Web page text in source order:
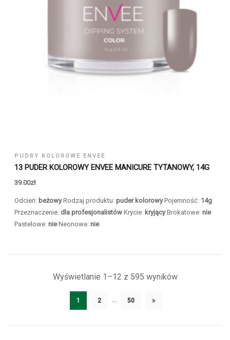
PUDRY KOLOROWE ENVEE
13 PUDER KOLOROWY ENVEE MANICURE TYTANOWY, 14G
39.00zł
Odcień: beżowyRodzaj produktu: puder kolorowyPojemność: 14g
Przeznaczenie: dla profesjonalistów Krycie: kryjącyBrokatowe: nie
Pastelowe: nieNeonowe: nie
Wyświetlanie 1–12 z 595 wyników
1 2 … 50